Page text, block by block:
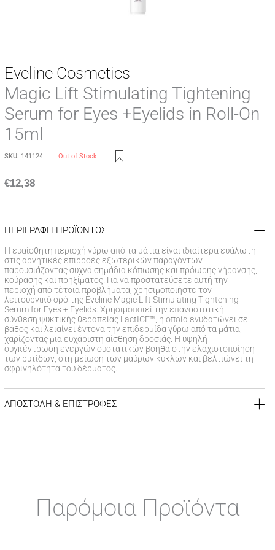
Eveline Cosmetics
Magic Lift Stimulating Tightening
Serum for Eyes +Eyelids in Roll-On
15ml
SKU: 141124 Out of Stock
€12,38
ΠΕΡΙΓΡΑΦΗ ΠΡΟΪΟΝΤΟΣ
Η ευαίσθητη περιοχή γύρω από τα μάτια είναι ιδιαίτερα ευάλωτη
στις αρνητικές επιρροές εξωτερικών παραγόντων
παρουσιάζοντας συχνά σημάδια κόπωσης και πρόωρης γήρανσης,
κούρασης και πρηξίματος. Για να προστατεύσετε αυτή την
περιοχή από τέτοια προβλήματα, χρησιμοποιήστε τον
λειτουργικό ορό της Eveline Magic Lift Stimulating Tightening
Serum for Eyes + Eyelids. Χρησιμοποιεί την επαναστατική
σύνθεση ψυκτικής θεραπείας LactICE™, η οποία ενυδατώνει σε
βάθος και λειαίνει έντονα την επιδερμίδα γύρω από τα μάτια,
χαρίζοντας μια ευχάριστη αίσθηση δροσιάς. Η υψηλή
συγκέντρωση ενεργών συστατικών βοηθά στην ελαχιστοποίηση
των ρυτίδων, στη μείωση των μαύρων κύκλων και βελτιώνει τη
σφριγηλότητα του δέρματος.
ΑΠΟΣΤΟΛΗ & ΕΠΙΣΤΡΟΦΕΣ
Έξοδα αποστολής3,99 €για αγορές κάτω των 39€
ημερών
Αποστολή σε νησιωτικούς προορισμούς εντός 1-3 εργάσιμων
Παρόμοια Προϊόντα